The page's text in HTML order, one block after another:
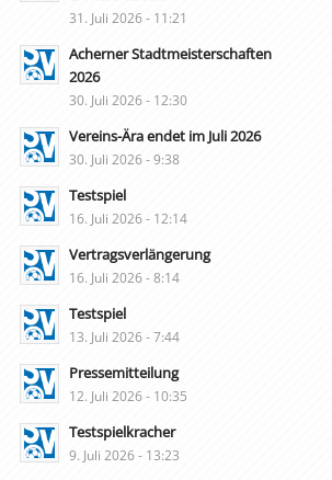
31. Juli 2026 - 11:21
Acherner Stadtmeisterschaften
2026
30. Juli 2026 - 12:30
Vereins-Ära endet im Juli 2026
30. Juli 2026 - 9:38
Testspiel
16. Juli 2026 - 12:14
Vertragsverlängerung
16. Juli 2026 - 8:14
Testspiel
13. Juli 2026 - 7:44
Pressemitteilung
12. Juli 2026 - 10:35
Testspielkracher
9. Juli 2026 - 13:23